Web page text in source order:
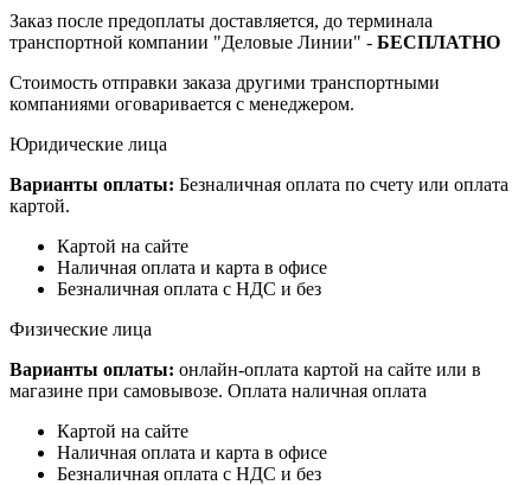
Заказ после предоплаты доставляется, до терминала
транспортной компании "Деловые Линии" - БЕСПЛАТНО
Стоимость отправки заказа другими транспортными
компаниями оговаривается с менеджером.
Юридические лица
Варианты оплаты: Безналичная оплата по счету или оплата
картой.
Картой на сайте
Наличная оплата и карта в офисе
Безналичная оплата с НДС и без
Физические лица
Варианты оплаты: онлайн-оплата картой на сайте или в
магазине при самовывозе. Оплата наличная оплата
Картой на сайте
Наличная оплата и карта в офисе
Безналичная оплата с НДС и без